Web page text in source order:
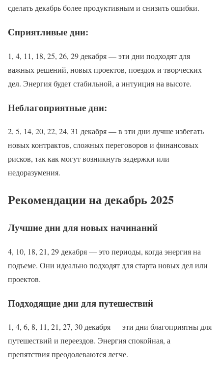
сделать декабрь более продуктивным и снизить ошибки.
Сприятливые дни:
1, 4, 11, 18, 25, 26, 29 декабря — эти дни подходят для
важных решений, новых проектов, поездок и творческих
дел. Энергия будет стабильной, а интуиция на высоте.
Неблагоприятные дни:
2, 5, 14, 20, 22, 24, 31 декабря — в эти дни лучше избегать
новых контрактов, сложных переговоров и финансовых
рисков, так как могут возникнуть задержки или
недоразумения.
Рекомендации на декабрь 2025
Лучшие дни для новых начинаний
4, 10, 18, 21, 29 декабря — это периоды, когда энергия на
подъеме. Они идеально подходят для старта новых дел или
проектов.
Подходящие дни для путешествий
1, 4, 6, 8, 11, 21, 27, 30 декабря — эти дни благоприятны для
путешествий и переездов. Энергия спокойная, а
препятствия преодолеваются легче.